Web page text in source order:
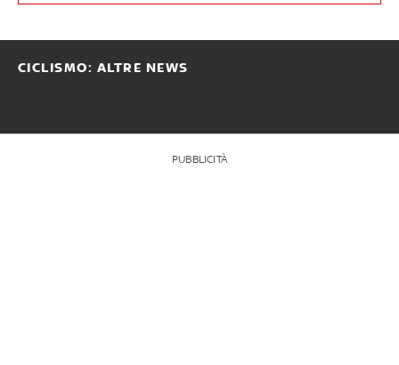
CICLISMO: ALTRE NEWS
PUBBLICITÀ